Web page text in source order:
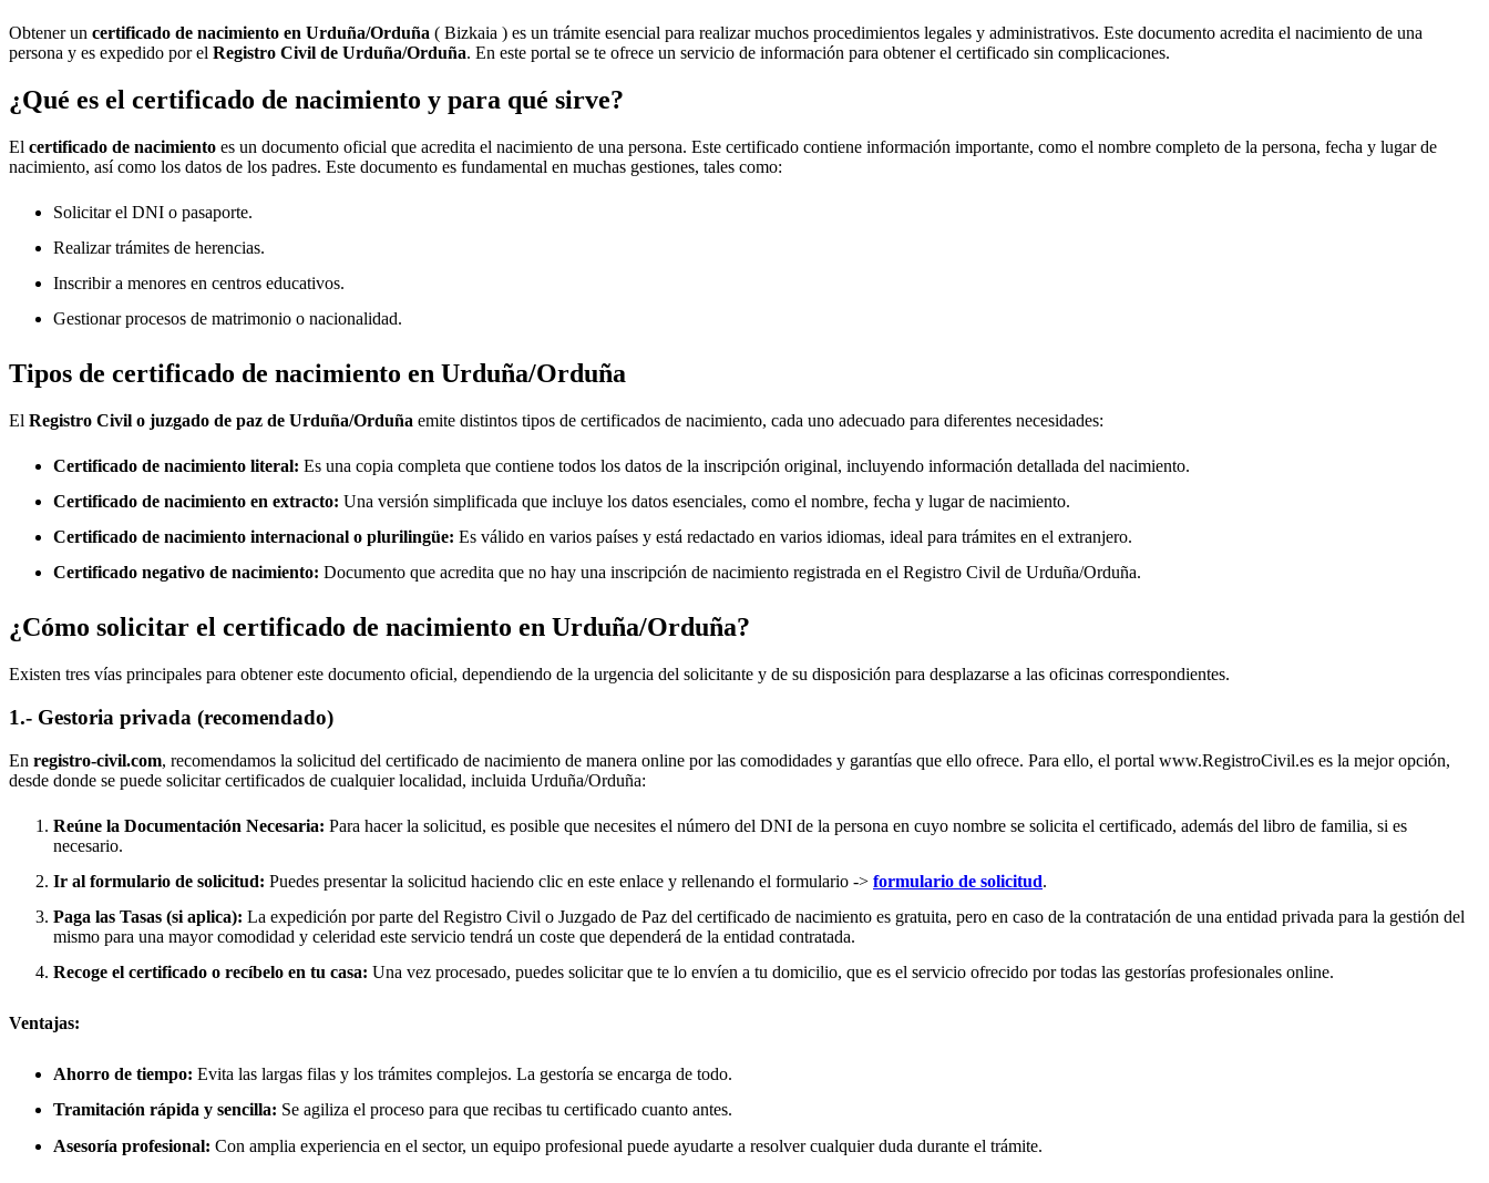
Obtener un certificado de nacimiento en Urduña/Orduña ( Bizkaia ) es un trámite esencial para realizar muchos procedimientos legales y administrativos. Este documento acredita el nacimiento de una
persona y es expedido por el Registro Civil de Urduña/Orduña. En este portal se te ofrece un servicio de información para obtener el certificado sin complicaciones.
¿Qué es el certificado de nacimiento y para qué sirve?
El certificado de nacimiento es un documento oficial que acredita el nacimiento de una persona. Este certificado contiene información importante, como el nombre completo de la persona, fecha y lugar de
nacimiento, así como los datos de los padres. Este documento es fundamental en muchas gestiones, tales como:
Solicitar el DNI o pasaporte.
Realizar trámites de herencias.
Inscribir a menores en centros educativos.
Gestionar procesos de matrimonio o nacionalidad.
Tipos de certificado de nacimiento en Urduña/Orduña
El Registro Civil o juzgado de paz de Urduña/Orduña emite distintos tipos de certificados de nacimiento, cada uno adecuado para diferentes necesidades:
Certificado de nacimiento literal: Es una copia completa que contiene todos los datos de la inscripción original, incluyendo información detallada del nacimiento.
Certificado de nacimiento en extracto: Una versión simplificada que incluye los datos esenciales, como el nombre, fecha y lugar de nacimiento.
Certificado de nacimiento internacional o plurilingüe: Es válido en varios países y está redactado en varios idiomas, ideal para trámites en el extranjero.
Certificado negativo de nacimiento: Documento que acredita que no hay una inscripción de nacimiento registrada en el Registro Civil de Urduña/Orduña.
¿Cómo solicitar el certificado de nacimiento en Urduña/Orduña?
Existen tres vías principales para obtener este documento oficial, dependiendo de la urgencia del solicitante y de su disposición para desplazarse a las oficinas correspondientes.
1.- Gestoria privada (recomendado)
En registro-civil.com, recomendamos la solicitud del certificado de nacimiento de manera online por las comodidades y garantías que ello ofrece. Para ello, el portal www.RegistroCivil.es es la mejor opción,
desde donde se puede solicitar certificados de cualquier localidad, incluida Urduña/Orduña:
Reúne la Documentación Necesaria: Para hacer la solicitud, es posible que necesites el número del DNI de la persona en cuyo nombre se solicita el certificado, además del libro de familia, si es
necesario.
Ir al formulario de solicitud: Puedes presentar la solicitud haciendo clic en este enlace y rellenando el formulario -> formulario de solicitud.
Paga las Tasas (si aplica): La expedición por parte del Registro Civil o Juzgado de Paz del certificado de nacimiento es gratuita, pero en caso de la contratación de una entidad privada para la gestión del
mismo para una mayor comodidad y celeridad este servicio tendrá un coste que dependerá de la entidad contratada.
Recoge el certificado o recíbelo en tu casa: Una vez procesado, puedes solicitar que te lo envíen a tu domicilio, que es el servicio ofrecido por todas las gestorías profesionales online.
Ventajas:
Ahorro de tiempo: Evita las largas filas y los trámites complejos. La gestoría se encarga de todo.
Tramitación rápida y sencilla: Se agiliza el proceso para que recibas tu certificado cuanto antes.
Asesoría profesional: Con amplia experiencia en el sector, un equipo profesional puede ayudarte a resolver cualquier duda durante el trámite.